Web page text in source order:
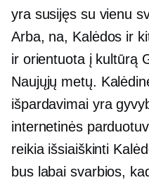
yra susijęs su vienu
Arba, na, Kalėdos ir
ir orientuota į kultūrą
Naujųjų metų.
išpardavimai yra
internetinės
reikia išsiaiškinti
bus labai svarbios,